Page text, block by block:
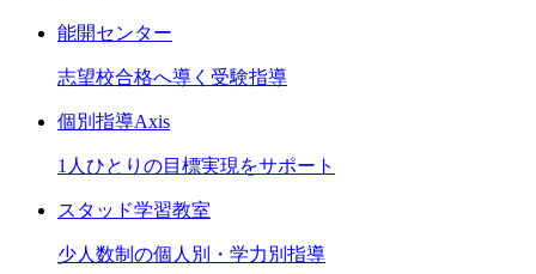
能開センター
志望校合格へ導く受験指導
個別指導Axis
1人ひとりの目標実現をサポート
スタッド学習教室
少人数制の個人別・学力別指導